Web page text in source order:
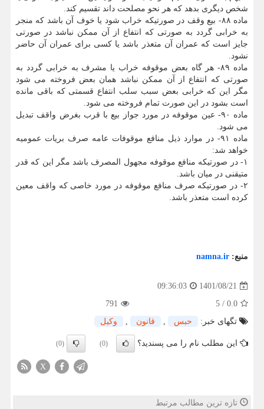
شخص دیگری بدهد که هر نحو مصلحت داند تقسیم کند.
ماده ۸۸- بیع وقف در صورتیکه خراب شود یا خوف آن باشد که منجر
به خرابی گردد به صورتی که انتفاع از آن ممکن نباشد در صورتی
جایز است که عمران آن متعذر باشد یا کسی برای عمران آن حاضر
نشود.
ماده ۸۹- هر گاه بعض موقوفه خراب یا مشرف به خرابی گردد به
صورتی که انتفاع از آن ممکن نباشد همان بعض فروخته می شود
مگر این که خرابی بعض سبب سلب انتفاع قسمتی که باقی مانده
است بشود در این صورت تمام فروخته می شود.
ماده ۹۰- عین موقوفه در مورد جواز بیع با قرب بغرض واقف تبدیل
می شود.
ماده ۹۱- در موارد ذیل منافع موقوفات عامه صرف بریات عمومیه
خواهد شد:
۱- در صورتیکه منافع موقوفه مجهول المصرف باشد مگر این که قدر
متیقنی در میان باشد.
۲- در صورتیکه صرف منافع موقوفه در مورد خاصی که واقف معین
کرده است متعذر باشد.
منبع: namna.ir
1401/08/21
09:36:03
0.0
/
5
791
تگهای خبر:
حبس , قانون , وكیل
این مطلب نام را می پسندید؟ (0)
(0)
X
تازه ترین مطالب مرتبط